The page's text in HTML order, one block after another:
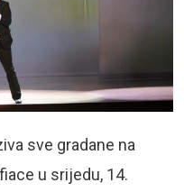
sve gradane na
u srijedu, 14.